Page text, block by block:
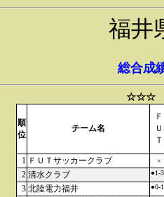
福井
総合成
☆☆☆
順
位
チーム名
Ｆ
Ｕ
Ｔ
1 ＦＵＴサッカークラブ ×
2 清水クラブ ●1-3
3 北陸電力福井 ●0-